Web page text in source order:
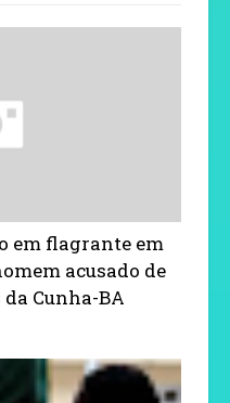
em flagrante em
acusado de
Cunha-BA